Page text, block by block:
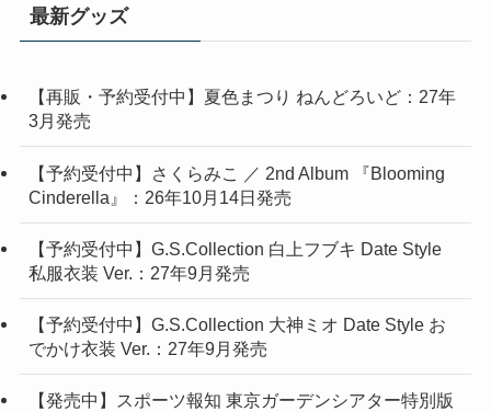
最新グッズ
【再販・予約受付中】夏色まつり ねんどろいど：27年
3月発売
【予約受付中】さくらみこ ／ 2nd Album 『Blooming
Cinderella』：26年10月14日発売
【予約受付中】G.S.Collection 白上フブキ Date Style
私服衣装 Ver.：27年9月発売
【予約受付中】G.S.Collection 大神ミオ Date Style お
でかけ衣装 Ver.：27年9月発売
【発売中】スポーツ報知 東京ガーデンシアター特別版